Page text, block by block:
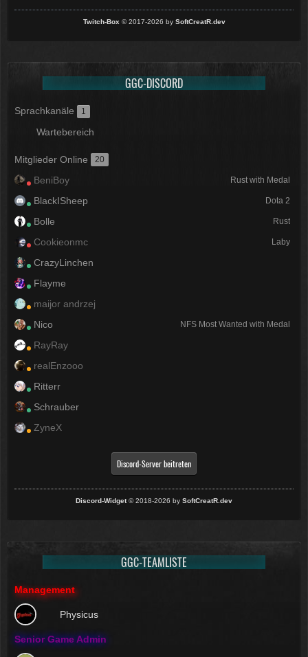
Twitch-Box © 2017-2026 by SoftCreatR.dev
GGC-DISCORD
Sprachkanäle 1
Wartebereich
Mitglieder Online 20
BeniBoy Rust with Medal
BlackISheep Dota 2
Bolle Rust
Cookieonmc Laby
CrazyLinchen
Flayme
maijor andrzej
Nico
NFS Most Wanted with Medal
RayRay
realEnzooo
Ritterr
Schrauber
ZyneX
Discord-Server beitreten
Discord-Widget© 2018-2026 by SoftCreatR.dev
GGC-TEAMLISTE
Management
Physicus
Senior Game Admin